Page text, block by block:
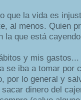
que la vida es
al menos. Quien
la que está
y mis
se iba a tomar por
por lo general y
dinero del